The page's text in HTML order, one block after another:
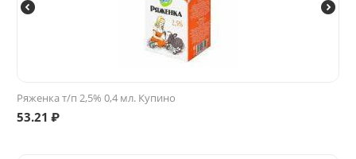
Ряженка т/п 2,5% 0,4 мл. Купино
53.21 ₽